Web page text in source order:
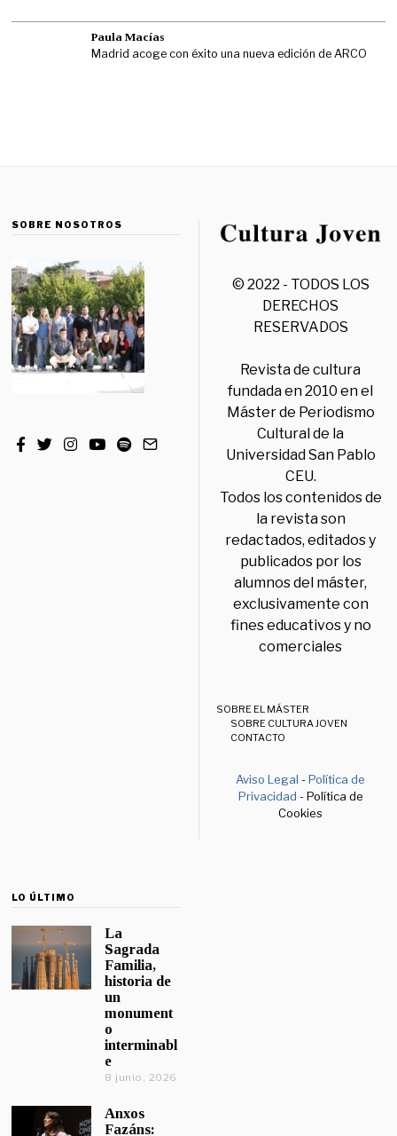
Paula Macías
Madrid acoge con éxito una nueva edición de ARCO
SOBRE NOSOTROS
© 2022 - TODOS LOS
DERECHOS
RESERVADOS
Revista de cultura
fundada en 2010 en el
Máster de Periodismo
Cultural de la
Universidad San Pablo
CEU.
Todos los contenidos de
la revista son
redactados, editados y
publicados por los
alumnos del máster,
exclusivamente con
fines educativos y no
comerciales
SOBRE EL MÁSTER
SOBRE CULTURA JOVEN
CONTACTO
Aviso Legal -Política de
Privacidad - Política de
Cookies
LO ÚLTIMO
La
Sagrada
Familia,
historia de
un
monument
o
interminabl
e
8 junio, 2026
Anxos
Fazáns: